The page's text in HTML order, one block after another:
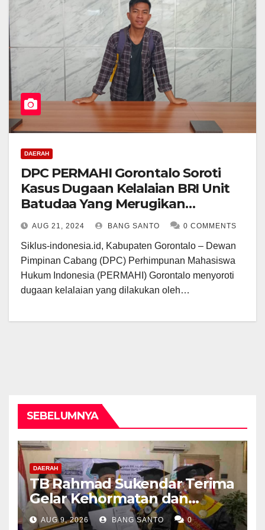
DAERAH
DPC PERMAHI Gorontalo Soroti
Kasus Dugaan Kelalaian BRI Unit
Batudaa Yang Merugikan
Nasabah
AUG 21, 2024 BANG SANTO 0 COMMENTS
Siklus-indonesia.id, Kabupaten Gorontalo – Dewan
Pimpinan Cabang (DPC) Perhimpunan Mahasiswa
Hukum Indonesia (PERMAHI) Gorontalo menyoroti
dugaan kelalaian yang dilakukan oleh…
SEBELUMNYA
DAERAH
TB Rahmad Sukendar Terima
Gelar Kehormatan dan
Kemban Amanah Sebagai
AUG 9, 2026 BANG SANTO 0